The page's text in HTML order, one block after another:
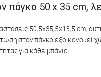
πάγκο 50 x 35 cm,
50,5x35,5x13,5 cm,
στον πάγκο εξοικονομεί
για κάθε μπάνιο.